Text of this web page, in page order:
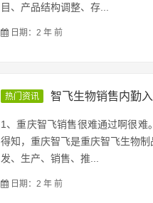
目、产品结构调整、存...
日期：2 年 前
热门资讯 智飞生物销售内勤
1、重庆智飞销售很难通过啊很
得知，重庆智飞是重庆智飞生物
发、生产、销售、推...
日期：2 年 前